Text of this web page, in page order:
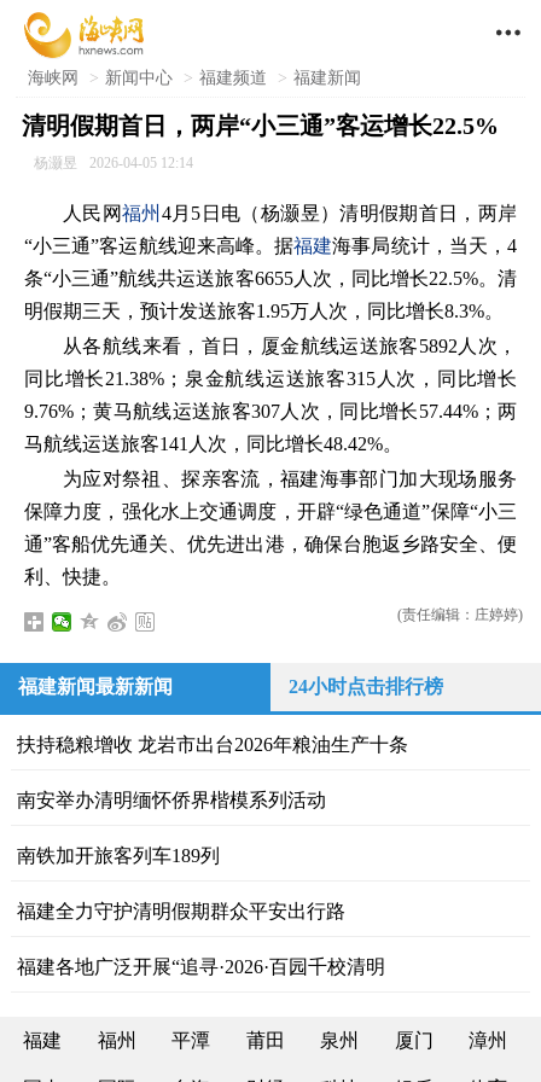

海峡网 > 新闻中心 > 福建频道 > 福建新闻
清明假期首日，两岸“小三通”客运增长22.5%
杨灏昱 2026-04-05 12:14
人民网福州 4月5日电（杨灏昱）清明假期首日，两岸
“小三通”客运航线迎来高峰。据福建海事局统计，当天，4
条“小三通”航线共运送旅客6655人次，同比增长22.5%。清
明假期三天，预计发送旅客1.95万人次，同比增长8.3%。
从各航线来看，首日，厦金航线运送旅客5892人次，
同比增长21.38%；泉金航线运送旅客315人次，同比增长
9.76%；黄马航线运送旅客307人次，同比增长57.44%；两
马航线运送旅客141人次，同比增长48.42%。
为应对祭祖、探亲客流，福建海事部门加大现场服务
保障力度，强化水上交通调度，开辟“绿色通道”保障“小三
通”客船优先通关、优先进出港，确保台胞返乡路安全、便
利、快捷。
(责任编辑：庄婷婷)
福建新闻最新新闻 24小时点击排行榜
扶持稳粮增收 龙岩市出台2026年粮油生产十条
南安举办清明缅怀侨界楷模系列活动
南铁加开旅客列车189列
福建全力守护清明假期群众平安出行路
福建各地广泛开展“追寻·2026·百园千校清明
福建 福州 平潭 莆田 泉州 厦门 漳州